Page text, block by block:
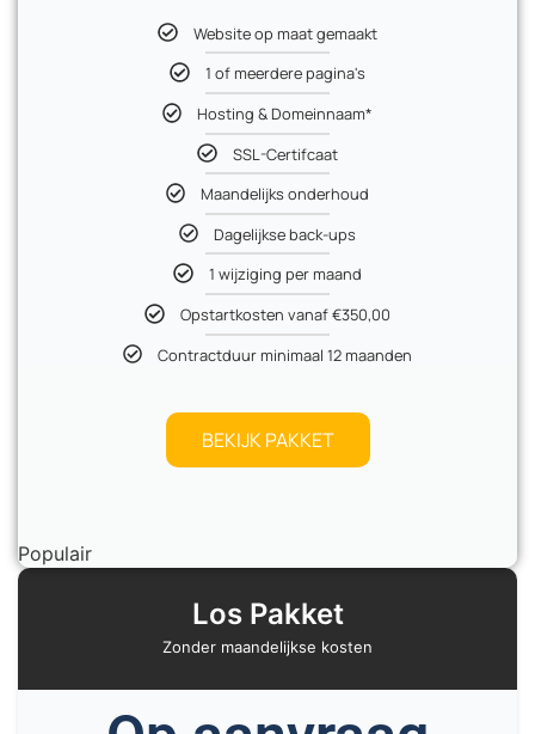
Website op maat gemaakt
1 of meerdere pagina's
Hosting & Domeinnaam*
SSL-Certifcaat
Maandelijks onderhoud
Dagelijkse back-ups
1 wijziging per maand
Opstartkosten vanaf €350,00
Contractduur minimaal 12 maanden
BEKIJK PAKKET
Populair
Los Pakket
Zonder maandelijkse kosten